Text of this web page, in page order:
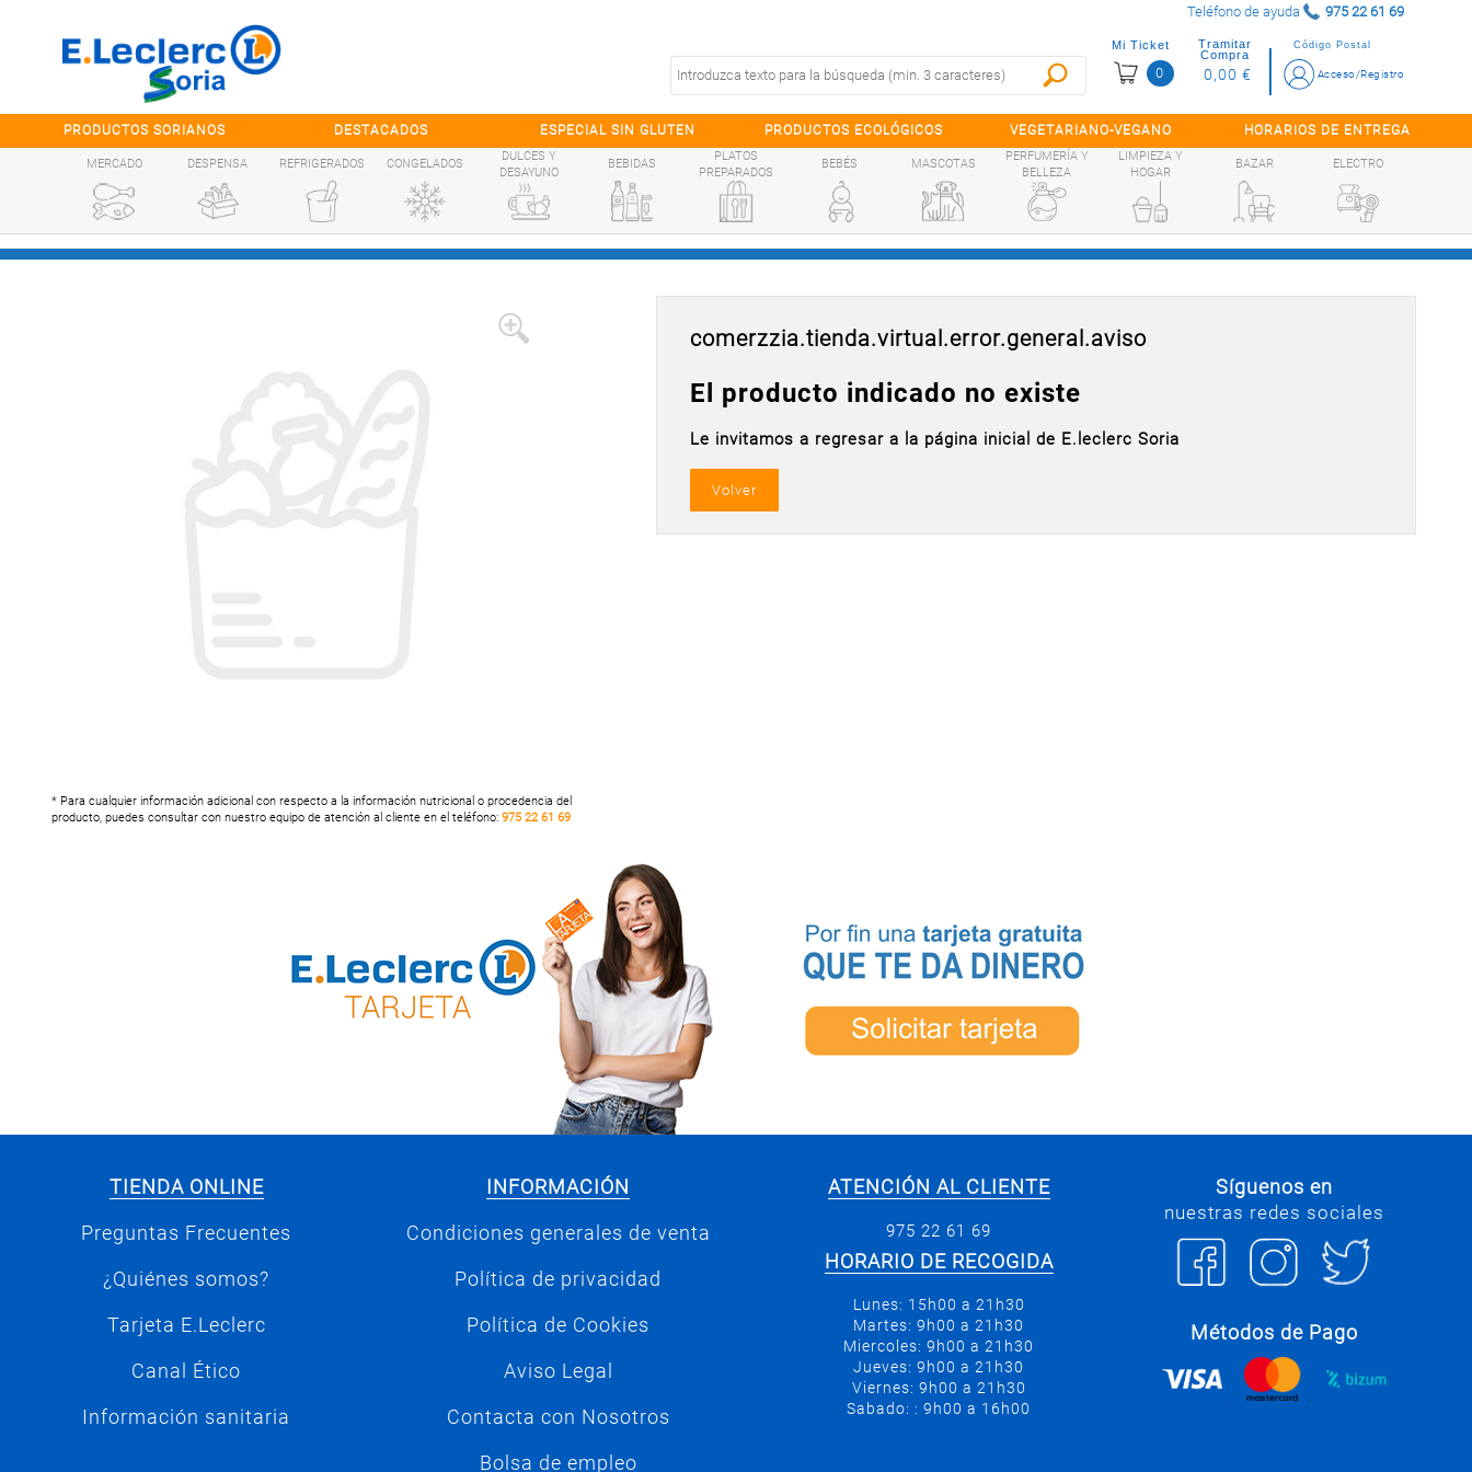
Teléfono de ayuda 975 22 61 69
Código Postal
Acceso/Registro
Mi Ticket
0
Tramitar
Compra
0,00 €
PRODUCTOS SORIANOS DESTACADOS ESPECIAL SIN GLUTEN PRODUCTOS ECOLÓGICOS VEGETARIANO-VEGANO HORARIOS DE ENTREGA
MERCADO DESPENSA REFRIGERADOS CONGELADOS
DULCES Y
DESAYUNO
BEBIDAS
PLATOS
PREPARADOS
BEBÉS MASCOTAS
PERFUMERÍA Y
BELLEZA
LIMPIEZA Y
HOGAR
BAZAR ELECTRO
comerzzia.tienda.virtual.error.general.aviso
El producto indicado no existe
Le invitamos a regresar a la página inicial de E.leclerc Soria
* Para cualquier información adicional con respecto a la información nutricional o procedencia del
producto, puedes consultar con nuestro equipo de atención al cliente en el teléfono: 975 22 61 69
TIENDA ONLINE
Preguntas Frecuentes
¿Quiénes somos?
Tarjeta E.Leclerc
Canal Ético
Información sanitaria
INFORMACIÓN
Condiciones generales de venta
Política de privacidad
Política de Cookies
Aviso Legal
Contacta con Nosotros
Bolsa de empleo
ATENCIÓN AL CLIENTE
975 22 61 69
HORARIO DE RECOGIDA
Lunes: 15h00 a 21h30
Martes: 9h00 a 21h30
Miercoles: 9h00 a 21h30
Jueves: 9h00 a 21h30
Viernes: 9h00 a 21h30
Sabado: : 9h00 a 16h00
Síguenos en
nuestras redes sociales
Métodos de Pago
. .